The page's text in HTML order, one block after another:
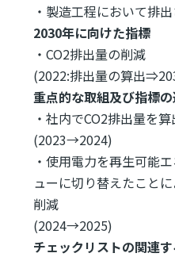
・製造工程において排
2030年に向けた指標
・CO2排出量の削減
(2022:排出量の算出
重点的な取組及び指標
・社内でCO2排出量を算
(2023→2024)
・使用電力を再生可能
ューに切り替えたこと
削減
(2024→2025)
チェックリストの関連